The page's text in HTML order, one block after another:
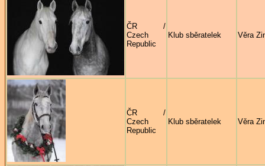
ČR /
Czech
Republic
Klub sběratelek Věra
ČR /
Czech
Republic
Klub sběratelek Věra